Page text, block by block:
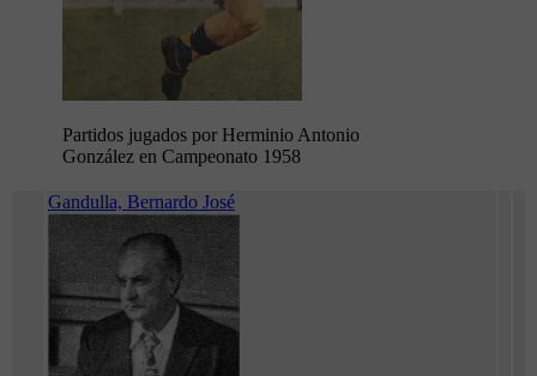
Partidos jugados por Herminio Antonio
González en Campeonato 1958
Gandulla, Bernardo José